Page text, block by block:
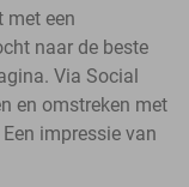
met een
naar de beste
Via Social
en omstreken met
impressie van